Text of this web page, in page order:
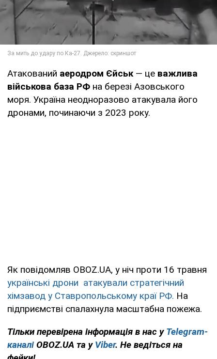
Атакований аеродром Єйськ — це важлива
військова база РФ на березі Азовського
моря. Україна неодноразово атакувала його
дронами, починаючи з 2023 року.
Як повідомляв OBOZ.UA, у ніч проти 16 травня
українські дрони атакували стратегічний
хімзавод у Ставропольському краї РФ. На
підприємстві спалахнула масштабна пожежа.
Тільки перевірена інформація в нас у Telegram-
каналі OBOZ.UA та у Viber. Не ведіться на